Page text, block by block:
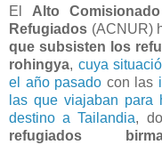
El Alto
Refugiados (ACNUR)
que subsisten los
rohingya, cuya
el año pasado con las
las que viajaban
destino a Tailandia,
refugiados